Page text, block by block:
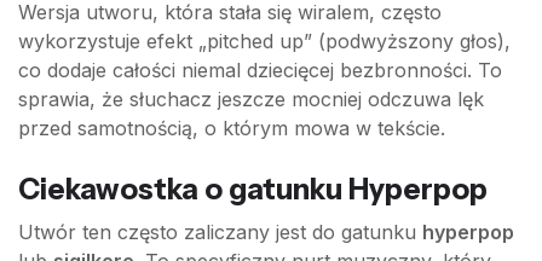
Wersja utworu, która stała się wiralem, często
wykorzystuje efekt „pitched up” (podwyższony głos),
co dodaje całości niemal dziecięcej bezbronności. To
sprawia, że słuchacz jeszcze mocniej odczuwa lęk
przed samotnością, o którym mowa w tekście.
Ciekawostka o gatunku Hyperpop
Utwór ten często zaliczany jest do gatunku hyperpop